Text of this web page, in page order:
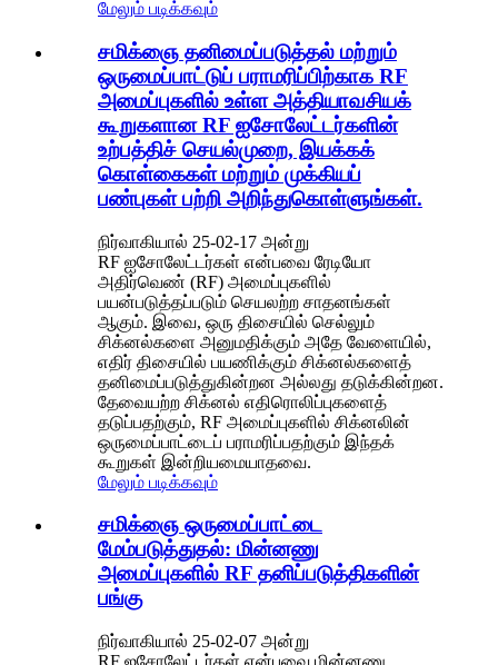
மேலும் படிக்கவும்
சமிக்ஞை தனிமைப்படுத்தல் மற்றும்
ஒருமைப்பாட்டுப் பராமரிப்பிற்காக RF
அமைப்புகளில் உள்ள அத்தியாவசியக்
கூறுகளான RF ஐசோலேட்டர்களின்
உற்பத்திச் செயல்முறை, இயக்கக்
கொள்கைகள் மற்றும் முக்கியப்
பண்புகள் பற்றி அறிந்துகொள்ளுங்கள்.
நிர்வாகியால் 25-02-17 அன்று
RF ஐசோலேட்டர்கள் என்பவை ரேடியோ
அதிர்வெண் (RF) அமைப்புகளில்
பயன்படுத்தப்படும் செயலற்ற சாதனங்கள்
ஆகும். இவை, ஒரு திசையில் செல்லும்
சிக்னல்களை அனுமதிக்கும் அதே வேளையில்,
எதிர் திசையில் பயணிக்கும் சிக்னல்களைத்
தனிமைப்படுத்துகின்றன அல்லது தடுக்கின்றன.
தேவையற்ற சிக்னல் எதிரொலிப்புகளைத்
தடுப்பதற்கும், RF அமைப்புகளில் சிக்னலின்
ஒருமைப்பாட்டைப் பராமரிப்பதற்கும் இந்தக்
கூறுகள் இன்றியமையாதவை.
மேலும் படிக்கவும்
சமிக்ஞை ஒருமைப்பாட்டை
மேம்படுத்துதல்: மின்னணு
அமைப்புகளில் RF தனிப்படுத்திகளின்
பங்கு
நிர்வாகியால் 25-02-07 அன்று